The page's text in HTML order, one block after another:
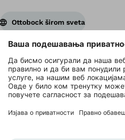
Ottobock širom sveta
Vlasnik autorskih prava je Ottobock
Postavke zaštite privatnosti
Izjava o privatnosti podataka
Uslovi korišćenja